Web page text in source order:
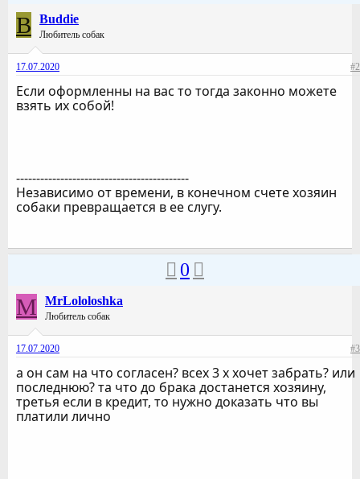
B Buddie
Любитель собак
17.07.2020 #2
Если оформленны на вас то тогда законно можете
взять их собой!
-------------------------------------------
Независимо от времени, в конечном счете хозяин
собаки превращается в ее слугу.
0
M MrLololoshka
Любитель собак
17.07.2020 #3
а он сам на что согласен? всех 3 х хочет забрать? или
последнюю? та что до брака достанется хозяину,
третья если в кредит, то нужно доказать что вы
платили лично